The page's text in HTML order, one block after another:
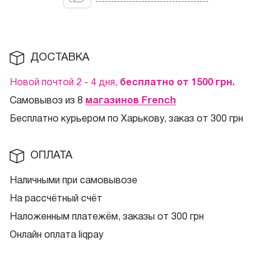
ДОСТАВКА
Новой почтой 2 - 4 дня, бесплатно от 1500 грн.
Самовывоз из 8 магазинов French
Бесплатно курьером по Харькову, заказ от 300 грн
ОПЛАТА
Наличными при самовывозе
На рассчётный счёт
Наложенным платежём, заказы от 300 грн
Онлайн оплата liqpay